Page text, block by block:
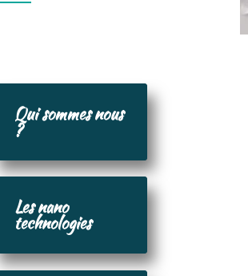
Qui sommes nous
?
Les nano
technologies